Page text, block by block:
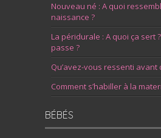
Nouveau né : A quoi
naissance ?
La péridurale : A quoi ça sert
passe ?
Qu’avez-vous ressenti avant
Comment s’habiller à la
BÉBÉS